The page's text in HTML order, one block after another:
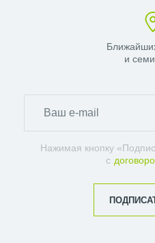
и
Нажимая кнопку
с